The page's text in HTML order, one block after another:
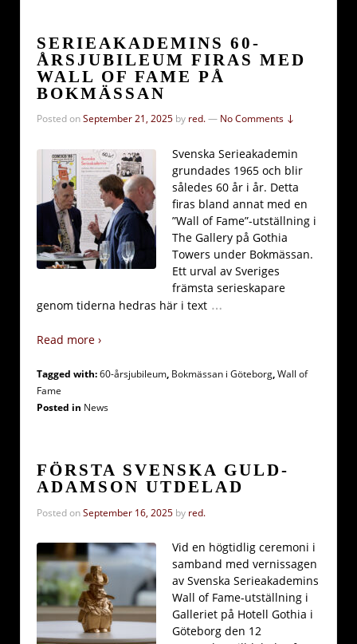
SERIEAKADEMINS 60-
ÅRSJUBILEUM FIRAS MED
WALL OF FAME PÅ
BOKMÄSSAN
Posted onSeptember 21, 2025 by red.— No Comments ↓
Svenska Serieakademin
grundades 1965 och blir
således 60 år i år. Detta
firas bland annat med en
”Wall of Fame”-utställning i
The Gallery på Gothia
Towers under Bokmässan.
Ett urval av Sveriges
främsta serieskapare
genom tiderna hedras här i text …
Read more ›
Tagged with:60-årsjubileum, Bokmässan i Göteborg,Wall of
Fame
Posted in News
FÖRSTA SVENSKA GULD-
ADAMSON UTDELAD
Posted onSeptember 16, 2025 by red.
Vid en högtidlig ceremoni i
samband med vernissagen
av Svenska Serieakademins
Wall of Fame-utställning i
Galleriet på Hotell Gothia i
Göteborg den 12